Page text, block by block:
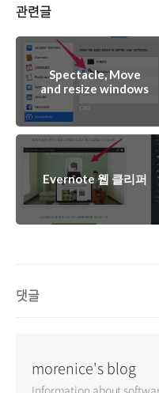
관련글
Spectacle, Move
and resize windows
Evernote 웹 클리퍼
댓글
morenice's blog